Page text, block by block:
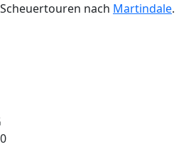
nach Martindale.